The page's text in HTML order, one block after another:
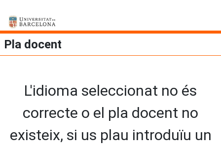
Pla docent
L'idioma seleccionat no és
correcte o el pla docent no
existeix, si us plau introduïu un